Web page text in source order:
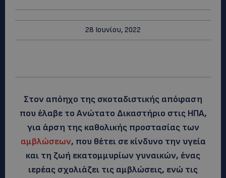
28 Ιουνίου, 2022
Στον απόηχο της σκοταδιστικής απόφαση
που έλαβε το Ανώτατο Δικαστήριο στις ΗΠΑ,
για άρση της καθολικής προστασίας των
αμβλώσεων, που θέτει σε κίνδυνο την υγεία
και τη ζωή εκατομμυρίων γυναικών, ένας
ιερέας σχολιάζει τις αμβλώσεις, ενώ τις